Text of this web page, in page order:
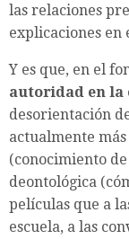
las relaciones
explicaciones en
Y es que, en el
autoridad en la
desorientación
actualmente
(conocimiento
deontológica
películas que a
escuela, a las